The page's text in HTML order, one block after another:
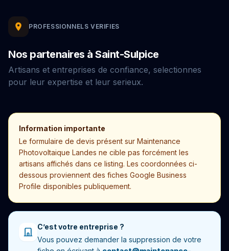
PROFESSIONNELS VERIFIES
Nos partenaires à Saint-Sulpice
Artisans et entreprises de confiance, selectionnes
pour leur expertise et leur serieux.
Information importante
Le formulaire de devis présent sur Maintenance
Photovoltaique Landes ne cible pas forcément les
artisans affichés dans ce listing. Les coordonnées ci-
dessous proviennent des fiches Google Business
Profile disponibles publiquement.
C’est votre entreprise ?
Vous pouvez demander la suppression de votre